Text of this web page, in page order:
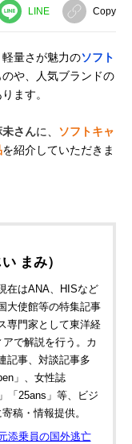
LINE Copy
量さが魅力のソフト
や、人気ブランドの
ます。
さんに、
ソフトキャ
を紹介していただきま
まみ）
在はANA、HISなど
大使館等の特集記事
専門家として東洋経
で解説を行う。カ
記事、対談記事多
」、女性誌
「25ans」等、ビジ
稿・情報提供。
添乗員の国外逃亡